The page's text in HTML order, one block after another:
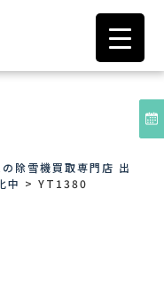
除雪機買取専門店 出
中 >YT1380